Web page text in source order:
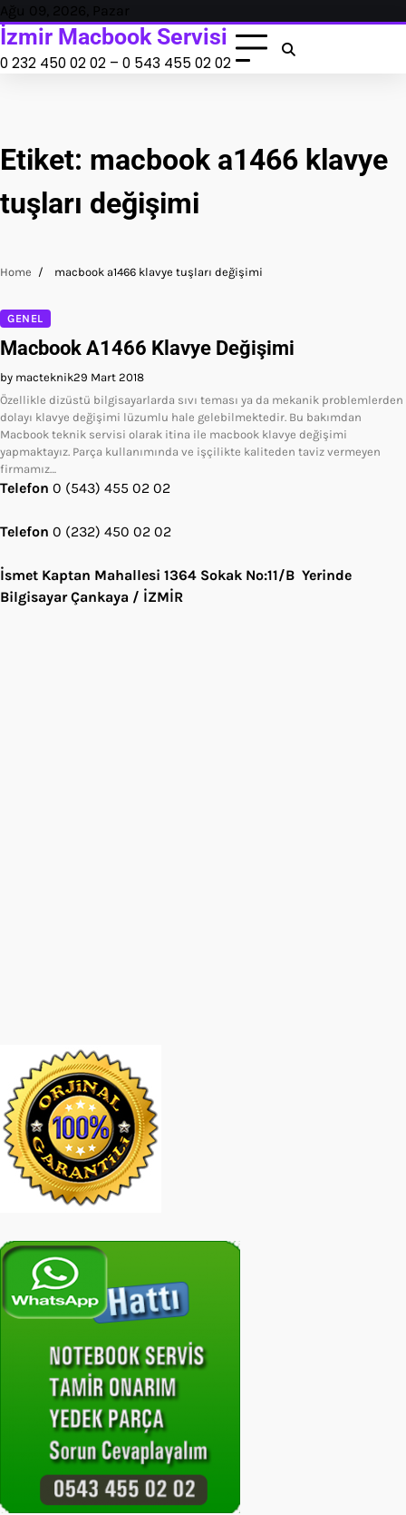
Skip
to
content
Ağu 09, 2026, Pazar
İzmir Macbook Servisi
0 232 450 02 02 – 0 543 455 02 02
Etiket: macbook a1466 klavye
tuşları değişimi
Home macbook a1466 klavye tuşları değişimi
GENEL
Macbook A1466 Klavye Değişimi
by macteknik29 Mart 2018
Özellikle dizüstü bilgisayarlarda sıvı teması ya da mekanik problemlerden
dolayı klavye değişimi lüzumlu hale gelebilmektedir. Bu bakımdan
Macbook teknik servisi olarak itina ile macbook klavye değişimi
yapmaktayız. Parça kullanımında ve işçilikte kaliteden taviz vermeyen
firmamız…
Telefon 0 (543) 455 02 02
Telefon 0 (232) 450 02 02
İsmet Kaptan Mahallesi 1364 Sokak No:11/B Yerinde
Bilgisayar Çankaya / İZMİR